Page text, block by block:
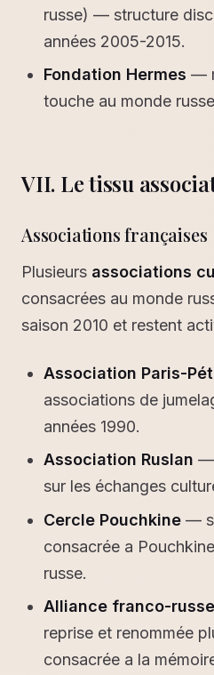
russe) — structure
années 2005-2015.
Fondation Hermes —
touche au monde
VII. Le tissu
Associations françaises
Plusieurs associations
consacrées au monde
saison 2010 et restent
Association Paris-
associations de
années 1990.
Association Ruslan —
sur les échanges
Cercle Pouchkine —
consacrée a
russe.
Alliance franco-russe
reprise et renommée
consacrée a la